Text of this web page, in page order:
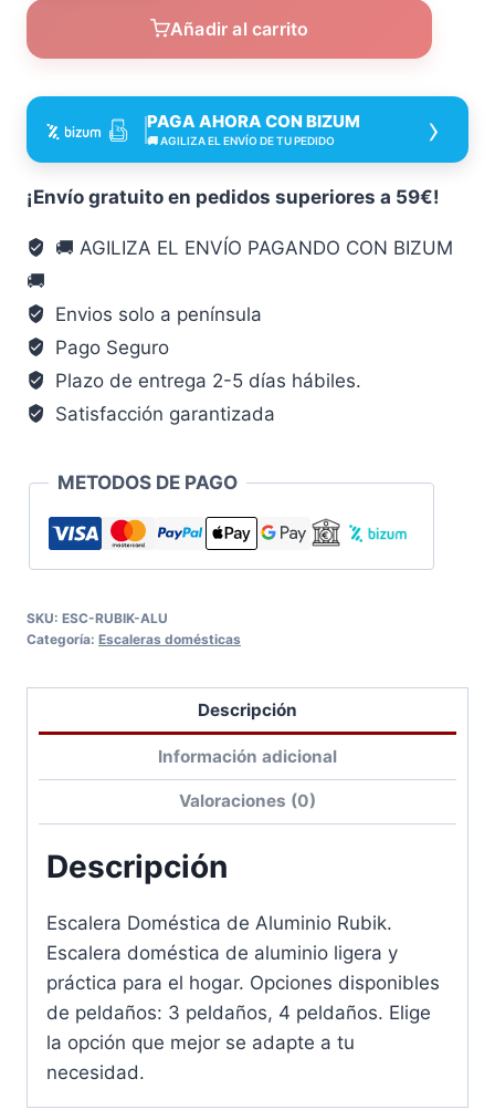
Doméstica
de
Rubik
cantidad
Añadir al carrito
PAGA AHORA CON BIZUM
🚚 AGILIZA EL ENVÍO DE TU PEDIDO ›
¡Envío gratuito en pedidos superiores a 59€!
🚚 AGILIZA EL ENVÍO PAGANDO CON BIZUM
🚚
Envios solo a península
Pago Seguro
Plazo de entrega 2-5 días hábiles.
Satisfacción garantizada
METODOS DE PAGO
SKU: ESC-RUBIK-ALU
Categoría: Escaleras domésticas
Descripción
Información adicional
Valoraciones (0)
Descripción
Escalera Doméstica de Aluminio Rubik.
Escalera doméstica de aluminio ligera y
práctica para el hogar. Opciones disponibles
de peldaños: 3 peldaños, 4 peldaños. Elige
la opción que mejor se adapte a tu
necesidad.